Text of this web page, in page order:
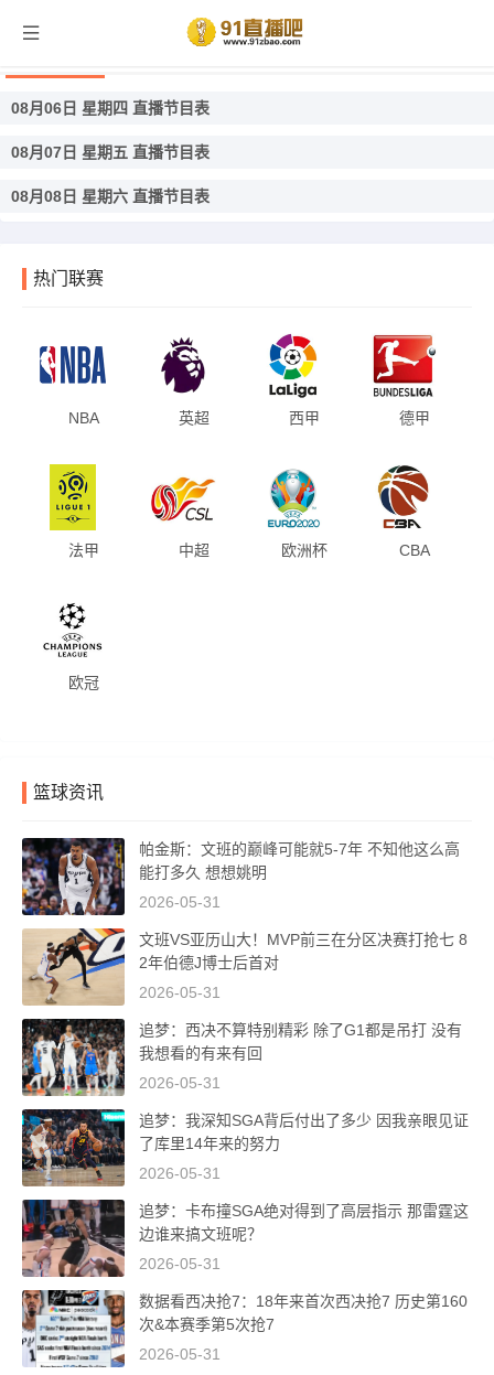
08月06日 星期四 直播节目表
08月07日 星期五 直播节目表
08月08日 星期六 直播节目表
热门联赛
NBA 英超 西甲 德甲
法甲 中超 欧洲杯 CBA
欧冠
篮球资讯
帕金斯：文班的巅峰可能就5-7年 不知他这么高
能打多久 想想姚明
2026-05-31
文班VS亚历山大！MVP前三在分区决赛打抢七 8
2年伯德J博士后首对
2026-05-31
追梦：西决不算特别精彩 除了G1都是吊打 没有
我想看的有来有回
2026-05-31
追梦：我深知SGA背后付出了多少 因我亲眼见证
了库里14年来的努力
2026-05-31
追梦：卡布撞SGA绝对得到了高层指示 那雷霆这
边谁来搞文班呢？
2026-05-31
数据看西决抢7：18年来首次西决抢7 历史第160
次&本赛季第5次抢7
2026-05-31